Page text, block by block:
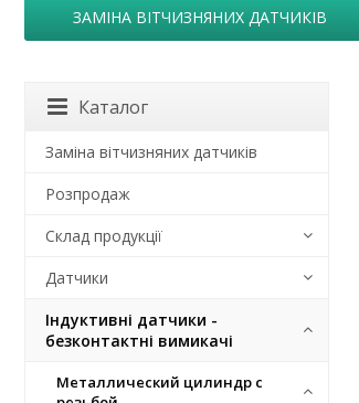
ЗАМІНА ВІТЧИЗНЯНИХ ДАТЧИКІВ
Каталог
Заміна вітчизняних датчиків
Розпродаж
Склад продукції
Датчики
Індуктивні датчики -
безконтактні вимикачі
Металлический цилиндр с